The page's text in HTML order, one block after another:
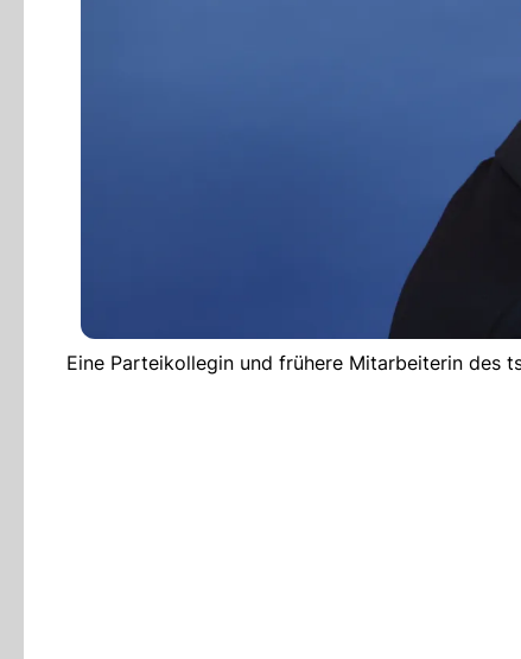
Eine Parteikollegin und frühere Mitarbeiterin des